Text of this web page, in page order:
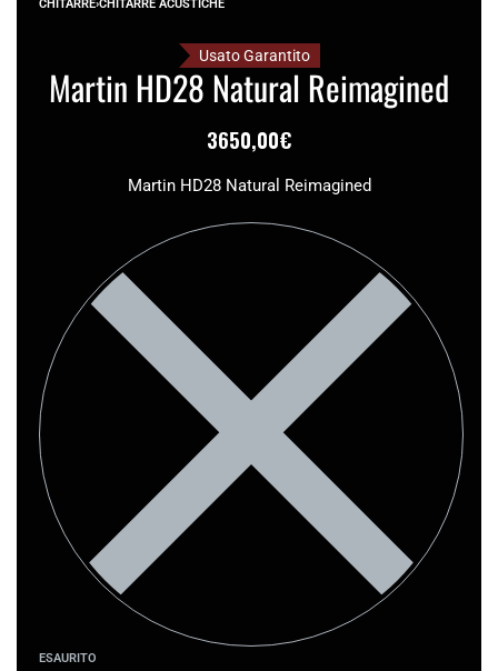
CHITARRE›CHITARRE ACUSTICHE
Usato Garantito
Martin HD28 Natural Reimagined
3650,00€
Martin HD28 Natural Reimagined
ESAURITO